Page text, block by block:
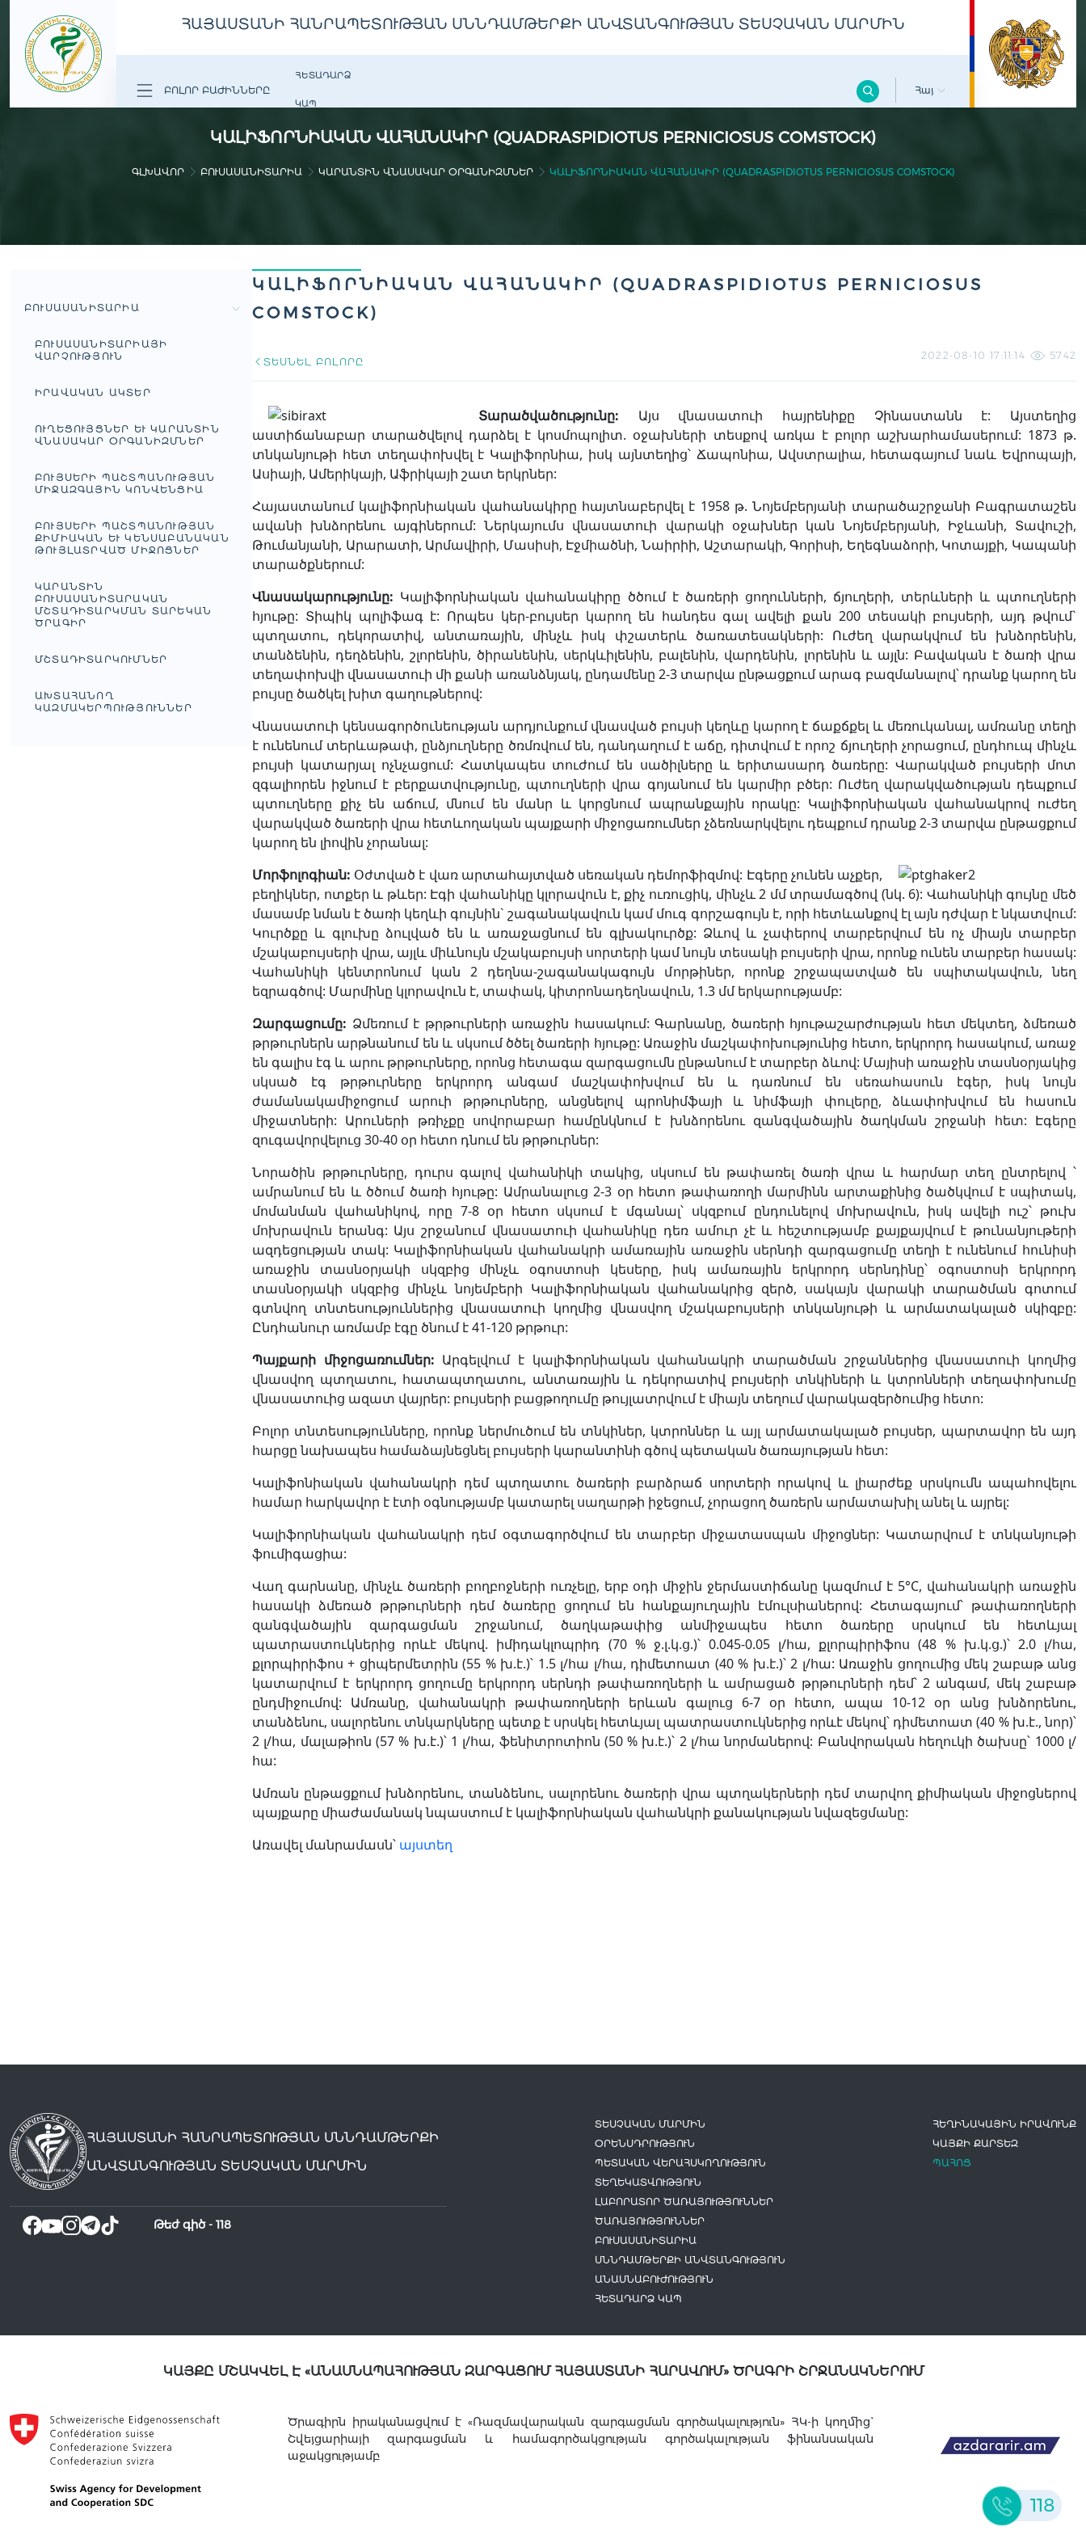
ՀԱՅԱՍՏԱՆԻ ՀԱՆՐԱՊԵՏՈՒԹՅԱՆ ՍՆՆԴԱՄԹԵՐՔԻ ԱՆՎՏԱՆԳՈՒԹՅԱՆ ՏԵՍՉԱԿԱՆ ՄԱՐՄԻՆ
ԲՈԼՈՐ ԲԱԺԻՆՆԵՐԸ
ՀԵՏԱԴԱՐՁ
ԿԱՊ
Հայ
ԿԱԼԻՖՈՐՆԻԱԿԱՆ ՎԱՀԱՆԱԿԻՐ (QUADRASPIDIOTUS PERNICIOSUS COMSTOCK)
ԳԼԽԱՎՈՐ ԲՈՒՍԱՍԱՆԻՏԱՐԻԱ ԿԱՐԱՆՏԻՆ ՎՆԱՍԱԿԱՐ ՕՐԳԱՆԻԶՄՆԵՐ ԿԱԼԻՖՈՐՆԻԱԿԱՆ ՎԱՀԱՆԱԿԻՐ (QUADRASPIDIOTUS PERNICIOSUS COMSTOCK)
ԲՈՒՍԱՍԱՆԻՏԱՐԻԱ
ԲՈՒՍԱՍԱՆԻՏԱՐԻԱՅԻ
ՎԱՐՉՈՒԹՅՈՒՆ
ԻՐԱՎԱԿԱՆ ԱԿՏԵՐ
ՈՒՂԵՑՈՒՅՑՆԵՐ ԵՒ ԿԱՐԱՆՏԻՆ Վ
ՆԱՍԱԿԱՐ ՕՐԳԱՆԻԶՄՆԵՐ
ԲՈՒՅՍԵՐԻ ՊԱՇՏՊԱՆՈՒԹՅԱՆ
ՄԻՋԱԶԳԱՅԻՆ ԿՈՆՎԵՆՑԻԱ
ԲՈՒՅՍԵՐԻ ՊԱՇՏՊԱՆՈՒԹՅԱՆ
ՔԻՄԻԱԿԱՆ ԵՒ ԿԵՆՍԱԲԱՆԱԿԱՆ Թ
ՈՒՅԼԱՏՐՎԱԾ ՄԻՋՈՑՆԵՐ
ԿԱՐԱՆՏԻՆ
ԲՈՒՍԱՍԱՆԻՏԱՐԱԿԱՆ
ՄՇՏԱԴԻՏԱՐԿՄԱՆ ՏԱՐԵԿԱՆ
ԾՐԱԳԻՐ
ՄՇՏԱԴԻՏԱՐԿՈՒՄՆԵՐ
ԱԽՏԱՀԱՆՈՂ
ԿԱԶՄԱԿԵՐՊՈՒԹՅՈՒՆՆԵՐ
ԿԱԼԻՖՈՐՆԻԱԿԱՆ ՎԱՀԱՆԱԿԻՐ (QUADRASPIDIOTUS PERNICIOSUS
COMSTOCK)
ՏԵՍՆԵԼ ԲՈԼՈՐԸ
2022-08-10 17:11:14 5742
Տարածվածությունը: Այս վնասատուի հայրենիքը Չինաստանն է: Այստեղից
աստիճանաբար տարածվելով դարձել է կոսմոպոլիտ. օջախների տեսքով առկա է բոլոր աշխարհամասերում: 1873 թ.
տնկանյութի հետ տեղափոխվել է Կալիֆորնիա, իսկ այնտեղից՝ Ճապոնիա, Ավստրալիա, հետագայում նաև Եվրոպայի,
Ասիայի, Ամերիկայի, Աֆրիկայի շատ երկրներ:
Հայաստանում կալիֆորնիական վահանակիրը հայտնաբերվել է 1958 թ. Նոյեմբերյանի տարածաշրջանի Բագրատաշեն
ավանի խնձորենու այգիներում: Ներկայումս վնասատուի վարակի օջախներ կան Նոյեմբերյանի, Իջևանի, Տավուշի,
Թումանյանի, Արարատի, Արմավիրի, Մասիսի, Էջմիածնի, Նաիրիի, Աշտարակի, Գորիսի, Եղեգնաձորի, Կոտայքի, Կապանի
տարածքներում:
Վնասակարությունը: Կալիֆորնիական վահանակիրը ծծում է ծառերի ցողունների, ճյուղերի, տերևների և պտուղների
հյութը: Տիպիկ պոլիֆագ է: Որպես կեր-բույսեր կարող են հանդես գալ ավելի քան 200 տեսակի բույսերի, այդ թվում`
պտղատու, դեկորատիվ, անտառային, մինչև իսկ փշատերև ծառատեսակների: Ուժեղ վարակվում են խնձորենին,
տանձենին, դեղձենին, շլորենին, ծիրանենին, սերկևիլենին, բալենին, վարդենին, լորենին և այլն: Բավական է ծառի վրա
տեղափոխվի վնասատուի մի քանի առանձնյակ, ընդամենը 2-3 տարվա ընթացքում արագ բազմանալով՝ դրանք կարող են
բույսը ծածկել խիտ գաղութներով:
Վնասատուի կենսագործունեության արդյունքում վնասված բույսի կեղևը կարող է ճաքճքել և մեռուկանալ, ամռանը տեղի
է ունենում տերևաթափ, ընձյուղները ծռմռվում են, դանդաղում է աճը, դիտվում է որոշ ճյուղերի չորացում, ընդհուպ մինչև
բույսի կատարյալ ոչնչացում: Հատկապես տուժում են սածիլները և երիտասարդ ծառերը: Վարակված բույսերի մոտ
զգալիորեն իջնում է բերքատվությունը, պտուղների վրա գոյանում են կարմիր բծեր: Ուժեղ վարակվածության դեպքում
պտուղները քիչ են աճում, մնում են մանր և կորցնում ապրանքային որակը: Կալիֆորնիական վահանակրով ուժեղ
վարակված ծառերի վրա հետևողական պայքարի միջոցառումներ չձեռնարկվելու դեպքում դրանք 2-3 տարվա ընթացքում
կարող են լիովին չորանալ:
Մորֆոլոգիան: Օժտված է վառ արտահայտված սեռական դեմորֆիզմով: Էգերը չունեն աչքեր,
բեղիկներ, ոտքեր և թևեր: Էգի վահանիկը կլորավուն է, քիչ ուռուցիկ, մինչև 2 մմ տրամագծով (նկ. 6): Վահանիկի գույնը մեծ
մասամբ նման է ծառի կեղևի գույնին` շագանակավուն կամ մուգ գորշագույն է, որի հետևանքով էլ այն դժվար է նկատվում:
Կուրծքը և գլուխը ձուլված են և առաջացնում են գլխակուրծք: Ձևով և չափերով տարբերվում են ոչ միայն տարբեր
մշակաբույսերի վրա, այլև միևնույն մշակաբույսի սորտերի կամ նույն տեսակի բույսերի վրա, որոնք ունեն տարբեր հասակ:
Վահանիկի կենտրոնում կան 2 դեղնա-շագանակագույն մորթիներ, որոնք շրջապատված են սպիտակավուն, նեղ
եզրագծով: Մարմինը կլորավուն է, տափակ, կիտրոնադեղնավուն, 1.3 մմ երկարությամբ:
Զարգացումը: Ձմեռում է թրթուրների առաջին հասակում: Գարնանը, ծառերի հյութաշարժության հետ մեկտեղ, ձմեռած
թրթուրներն արթնանում են և սկսում ծծել ծառերի հյութը: Առաջին մաշկափոխությունից հետո, երկրորդ հասակում, առաջ
են գալիս էգ և արու թրթուրները, որոնց հետագա զարգացումն ընթանում է տարբեր ձևով: Մայիսի առաջին տասնօրյակից
սկսած էգ թրթուրները երկրորդ անգամ մաշկափոխվում են և դառնում են սեռահասուն էգեր, իսկ նույն
ժամանակամիջոցում արուի թրթուրները, անցնելով պրոնիմֆայի և նիմֆայի փուլերը, ձևափոխվում են հասուն
միջատների: Արուների թռիչքը սովորաբար համընկնում է խնձորենու զանգվածային ծաղկման շրջանի հետ: Էգերը
զուգավորվելուց 30-40 օր հետո դնում են թրթուրներ:
Նորածին թրթուրները, դուրս գալով վահանիկի տակից, սկսում են թափառել ծառի վրա և հարմար տեղ ընտրելով ՝
ամրանում են և ծծում ծառի հյութը: Ամրանալուց 2-3 օր հետո թափառողի մարմինն արտաքինից ծածկվում է սպիտակ,
մոմանման վահանիկով, որը 7-8 օր հետո սկսում է մգանալ՝ սկզբում ընդունելով մոխրավուն, իսկ ավելի ուշ՝ թուխ
մոխրավուն երանգ: Այս շրջանում վնասատուի վահանիկը դեռ ամուր չէ և հեշտությամբ քայքայվում է թունանյութերի
ազդեցության տակ: Կալիֆորնիական վահանակրի ամառային առաջին սերնդի զարգացումը տեղի է ունենում հունիսի
առաջին տասնօրյակի սկզբից մինչև օգոստոսի կեսերը, իսկ ամառային երկրորդ սերնդինը՝ օգոստոսի երկրորդ
տասնօրյակի սկզբից մինչև նոյեմբերի Կալիֆորնիական վահանակրից զերծ, սակայն վարակի տարածման գոտում
գտնվող տնտեսություններից վնասատուի կողմից վնասվող մշակաբույսերի տնկանյութի և արմատակալած սկիզբը:
Ընդհանուր առմամբ էգը ծնում է 41-120 թրթուր:
Պայքարի միջոցառումներ: Արգելվում է կալիֆորնիական վահանակրի տարածման շրջաններից վնասատուի կողմից
վնասվող պտղատու, հատապտղատու, անտառային և դեկորատիվ բույսերի տնկիների և կտրոնների տեղափոխումը
վնասատուից ազատ վայրեր: բույսերի բացթողումը թույլատրվում է միայն տեղում վարակազերծումից հետո:
Բոլոր տնտեսությունները, որոնք ներմուծում են տնկիներ, կտրոններ և այլ արմատակալած բույսեր, պարտավոր են այդ
հարցը նախապես համաձայնեցնել բույսերի կարանտինի գծով պետական ծառայության հետ:
Կալիֆոնիական վահանակրի դեմ պտղատու ծառերի բարձրաճ սորտերի որակով և լիարժեք սրսկումն ապահովելու
համար հարկավոր է էտի օգնությամբ կատարել սաղարթի իջեցում, չորացող ծառերն արմատախիլ անել և այրել:
Կալիֆորնիական վահանակրի դեմ օգտագործվում են տարբեր միջատասպան միջոցներ: Կատարվում է տնկանյութի
ֆումիգացիա:
Վաղ գարնանը, մինչև ծառերի բողբոջների ուռչելը, երբ օդի միջին ջերմաստիճանը կազմում է 5°C, վահանակրի առաջին
հասակի ձմեռած թրթուրների դեմ ծառերը ցողում են հանքայուղային էմուլսիաներով: Հետագայում՝ թափառողների
զանգվածային զարգացման շրջանում, ծաղկաթափից անմիջապես հետո ծառերը սրսկում են հետևյալ
պատրաստուկներից որևէ մեկով. իմիդակլոպրիդ (70 % ջ.լ.կ.ց.)՝ 0.045-0.05 լ/հա, քլորպիրիֆոս (48 % խ.կ.ց.)՝ 2.0 լ/հա,
քլորպիրիֆոս + ցիպերմետրին (55 % խ.է.)՝ 1.5 լ/հա լ/հա, դիմետոատ (40 % խ.է.)՝ 2 լ/հա: Առաջին ցողումից մեկ շաբաթ անց
կատարվում է երկրորդ ցողումը երկրորդ սերնդի թափառողների և ամրացած թրթուրների դեմ՝ 2 անգամ, մեկ շաբաթ
ընդմիջումով: Ամռանը, վահանակրի թափառողների երևան գալուց 6-7 օր հետո, ապա 10-12 օր անց խնձորենու,
տանձենու, սալորենու տնկարկները պետք է սրսկել հետևյալ պատրաստուկներից որևէ մեկով՝ դիմետոատ (40 % խ.է., նոր)՝
2 լ/հա, մալաթիոն (57 % խ.է.)՝ 1 լ/հա, ֆենիտրոտիոն (50 % խ.է.)՝ 2 լ/հա նորմաներով: Բանվորական հեղուկի ծախսը՝ 1000 լ/
հա:
Ամռան ընթացքում խնձորենու, տանձենու, սալորենու ծառերի վրա պտղակերների դեմ տարվող քիմիական միջոցներով
պայքարը միաժամանակ նպաստում է կալիֆորնիական վահանկրի քանակության նվազեցմանը:
Առավել մանրամասն՝ այստեղ
ՀԱՅԱՍՏԱՆԻ ՀԱՆՐԱՊԵՏՈՒԹՅԱՆ ՍՆՆԴԱՄԹԵՐՔԻ
ԱՆՎՏԱՆԳՈՒԹՅԱՆ ՏԵՍՉԱԿԱՆ ՄԱՐՄԻՆ
Թեժ գիծ - 118
ՏԵՍՉԱԿԱՆ ՄԱՐՄԻՆ
ՕՐԵՆՍԴՐՈՒԹՅՈՒՆ
ՊԵՏԱԿԱՆ ՎԵՐԱՀՍԿՈՂՈՒԹՅՈՒՆ
ՏԵՂԵԿԱՏՎՈՒԹՅՈՒՆ
ԼԱԲՈՐԱՏՈՐ ԾԱՌԱՅՈՒԹՅՈՒՆՆԵՐ
ԾԱՌԱՅՈՒԹՅՈՒՆՆԵՐ
ԲՈՒՍԱՍԱՆԻՏԱՐԻԱ
ՍՆՆԴԱՄԹԵՐՔԻ ԱՆՎՏԱՆԳՈՒԹՅՈՒՆ
ԱՆԱՍՆԱԲՈՒԺՈՒԹՅՈՒՆ
ՀԵՏԱԴԱՐՁ ԿԱՊ
ՀԵՂԻՆԱԿԱՅԻՆ ԻՐԱՎՈՒՆՔ
ԿԱՅՔԻ ՔԱՐՏԵԶ
ՊԱՀՈՑ
ԿԱՅՔԸ ՄՇԱԿՎԵԼ Է «ԱՆԱՍՆԱՊԱՀՈՒԹՅԱՆ ԶԱՐԳԱՑՈՒՄ ՀԱՅԱՍՏԱՆԻ ՀԱՐԱՎՈՒՄ» ԾՐԱԳՐԻ ՇՐՋԱՆԱԿՆԵՐՈՒՄ
Ծրագիրն իրականացվում է «Ռազմավարական զարգացման գործակալություն» ՀԿ-ի կողմից`
Շվեյցարիայի զարգացման և համագործակցության գործակալության ֆինանսական
աջակցությամբ
118